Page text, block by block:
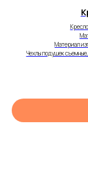
Материал
Чехлы подушек